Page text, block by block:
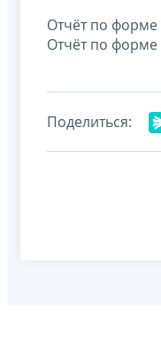
Отчёт по форме
Отчёт по форме
Поделиться: